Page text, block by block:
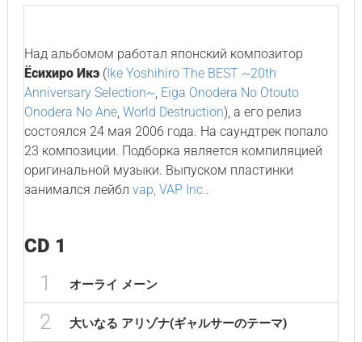
Над альбомом работал японский композитор
Ёсихиро Икэ(Ike Yoshihiro The BEST ~20th
Anniversary Selection~, Eiga Onodera No Otouto
Onodera No Ane, World Destruction), а его релиз
состоялся 24 мая 2006 года. На саундтрек попало
23 композиции. Подборка является компиляцией
оригинальной музыки. Выпуском пластинки
занимался лейбл vap, VAP Inc..
CD 1
1 オーライ メーン
2 大いなる アリゾナ(ギャルサーのテーマ)